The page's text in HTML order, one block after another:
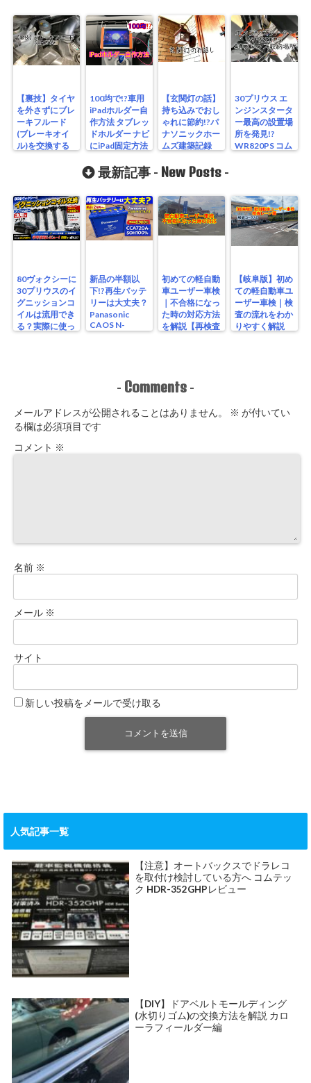
【裏技】タイヤ
を外さずにブレ
ーキフルード
(ブレーキオイ
ル)を交換する
100均で!?車用
iPadホルダー自
作方法 タブレッ
ドホルダー ナビ
にiPad固定方法
【玄関灯の話】
持ち込みでおし
ゃれに節約!?パ
ナソニックホー
ムズ建築記録
30プリウス エ
ンジンスタータ
ー最高の設置場
所を発見!?
WR820PS コム
最新記事 - New Posts -
80ヴォクシーに
30プリウスのイ
グニッションコ
イルは流用でき
る？実際に使っ
新品の半額以
下!?再生バッテ
リーは大丈夫？
Panasonic
CAOS N-
S115/A4を実測
初めての軽自動
車ユーザー車検
｜不合格になっ
た時の対応方法
を解説【再検査
【岐阜版】初め
ての軽自動車ユ
ーザー車検｜検
査の流れをわか
りやすく解説
- Comments -
メールアドレスが公開されることはありません。 ※ が付いてい
る欄は必須項目です
コメント ※
名前 ※
メール ※
サイト
新しい投稿をメールで受け取る
人気記事一覧
【注意】オートバックスでドラレコ
を取付け検討している方へ コムテッ
ク HDR-352GHPレビュー
【DIY】ドアベルトモールディング
(水切りゴム)の交換方法を解説 カロ
ーラフィールダー編